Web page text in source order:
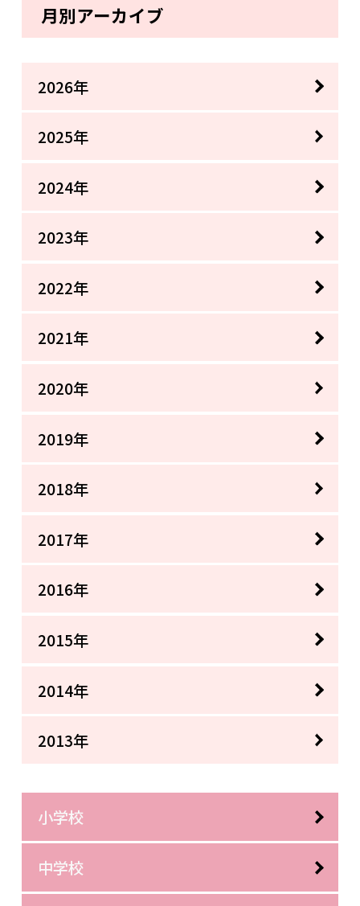
月別アーカイブ
2026年
2025年
2024年
2023年
2022年
2021年
2020年
2019年
2018年
2017年
2016年
2015年
2014年
2013年
小学校
中学校